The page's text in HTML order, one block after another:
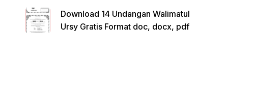
Download 14 Undangan Walimatul
Ursy Gratis Format doc, docx, pdf